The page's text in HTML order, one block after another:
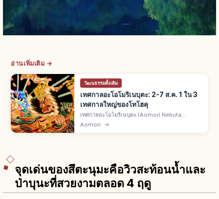
อ่านเพิ่มเติม →
วัฒนธรรมดั้งเดิม
เทศกาลอะโอโมริเนบุตะ: 2-7 ส.ค. 1 ใน 3
เทศกาลใหญ่ของโทโฮคุ
เทศกาลอะโอโมริเนบุตะ (Aomori Nebuta
Matsuri) เมืองอาโอโมริ จ.อาโอโมริ 2-7 ส.ค. ทุกปี
Aomori →
จุดเด่นของสึตะนุมะคือวิวสะท้อนน้ำและ
ป่าบุนะที่สวยงามตลอด 4 ฤดู